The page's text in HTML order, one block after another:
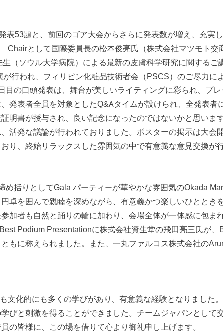
表53題と、前回のゴア大会からさらに発表数が増え、充実
として国際委員長の松本俊亮氏（株式会社マツモト交
（ソウル大学病院）による最新の皮膚科学研究に関するご
行われ、フィリピン化粧品技術者会（PSCS）のご尽力に
目の口頭発表は、舞台が美しいライティングに彩られ、プ
発表者全員を対象としたQ&Aタイムが設けられ、全発表者
明書が授与され、良い記念になったのではないかと思いま
活発な議論が行われておりました。ポスターの掲示は大会
り、終始リラックスした雰囲気の中で有意義な意見交換が
め括りとしてGala パーティーが華やかな雰囲気のOkada
卓を囲んで親睦を深めながら、有意義かつ楽しいひととき
加者も自然と踊りの輪に加わり、会場全体が一体感に包ま
Podium Presentationに株式会社資生堂の飛田亮三氏が
もに称えられました。また、一丸ファルコス株式会社の
文化的にも多くの学びがあり、有意義な経験となりました
びと刺激を得ることができました。チームジャパンとして
の皆様に、この場を借りて心より御礼申し上げます。